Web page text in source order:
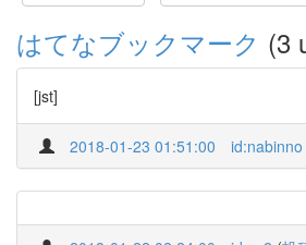
はてなブックマーク (3
[jst]
2018-01-23 01:51:00 id:nabinno